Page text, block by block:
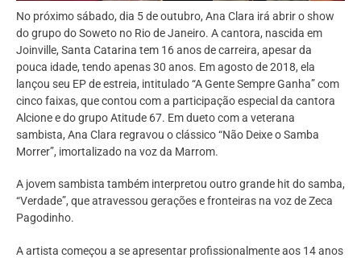
No próximo sábado, dia 5 de outubro, Ana Clara irá abrir o show
do grupo do Soweto no Rio de Janeiro. A cantora, nascida em
Joinville, Santa Catarina tem 16 anos de carreira, apesar da
pouca idade, tendo apenas 30 anos. Em agosto de 2018, ela
lançou seu EP de estreia, intitulado “A Gente Sempre Ganha” com
cinco faixas, que contou com a participação especial da cantora
Alcione e do grupo Atitude 67. Em dueto com a veterana
sambista, Ana Clara regravou o clássico “Não Deixe o Samba
Morrer”, imortalizado na voz da Marrom.
A jovem sambista também interpretou outro grande hit do samba,
“Verdade”, que atravessou gerações e fronteiras na voz de Zeca
Pagodinho.
A artista começou a se apresentar profissionalmente aos 14 anos